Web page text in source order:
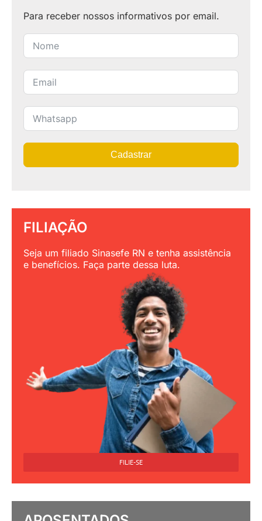
Para receber nossos informativos por email.
Cadastrar
FILIAÇÃO
Seja um filiado Sinasefe RN e tenha assistência
e benefícios. Faça parte dessa luta.
FILIE-SE